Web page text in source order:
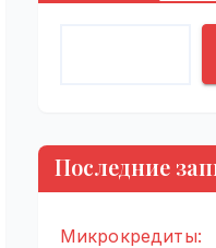
Последние
Микрокредиты: